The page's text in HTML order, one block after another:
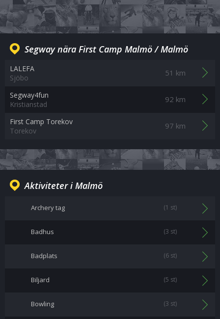
Segway nära First Camp Malmö / Malmö
LALEFA
Sjöbo
51 km
Segway4fun
Kristianstad
92 km
First Camp Torekov
Torekov
97 km
Aktiviteter i Malmö
Archery tag (1 st)
Badhus (3 st)
Badplats (6 st)
Biljard (5 st)
Bowling (3 st)